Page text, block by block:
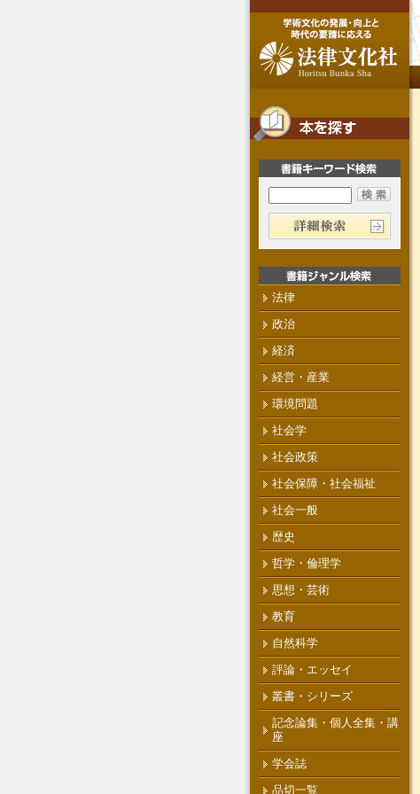
法律
政治
経済
経営・産業
環境問題
社会学
社会政策
社会保障・社会福祉
社会一般
歴史
哲学・倫理学
思想・芸術
教育
自然科学
評論・エッセイ
叢書・シリーズ
記念論集・個人全集・講
座
学会誌
品切一覧